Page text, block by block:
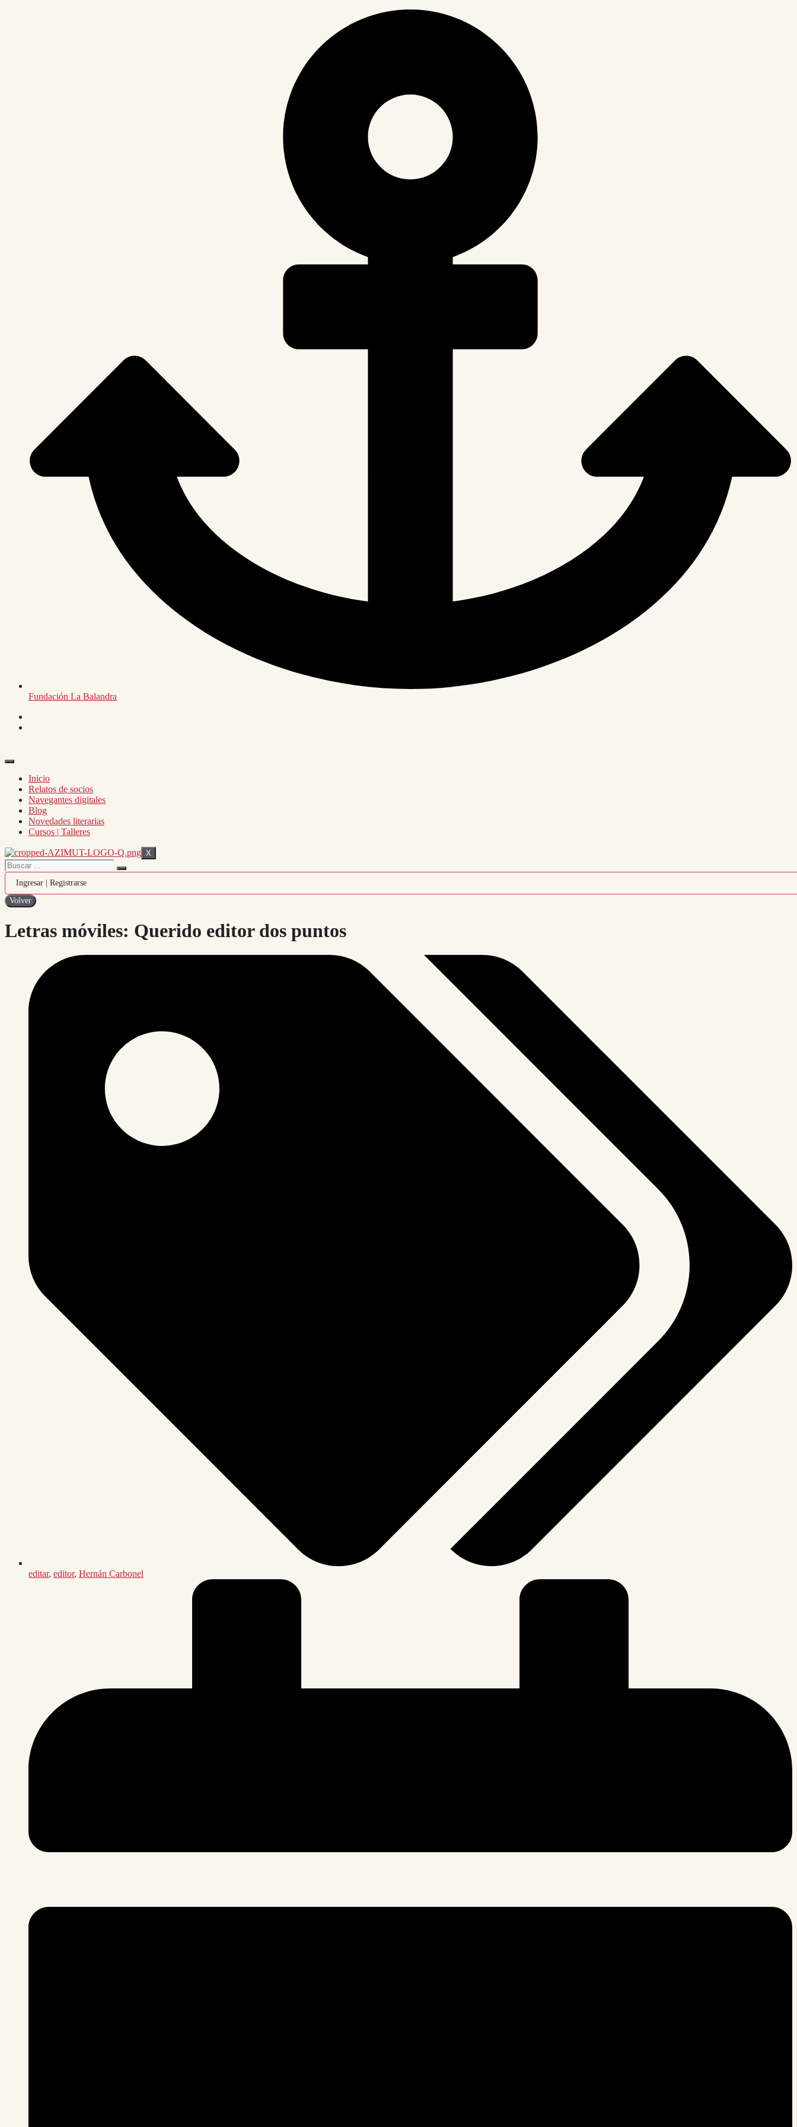
Fundación La Balandra
Inicio
Relatos de socios
Navegantes digitales
Blog
Novedades literarias
Cursos | Talleres
X
Ingresar | Registrarse
Letras móviles: Querido editor dos puntos
editar, editor, Hernán Carbonel